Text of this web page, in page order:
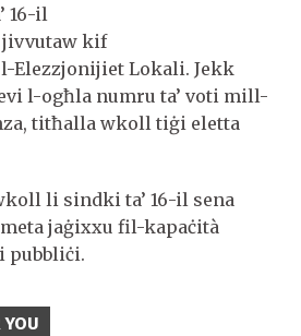
16-il
jivvutaw kif
Elezzjonijiet Lokali. Jekk
l-ogħla numru ta’ voti mill-
titħalla wkoll tiġi eletta
li sindki ta’ 16-il sena
jaġixxu fil-kapaċità
pubbliċi.
YOU